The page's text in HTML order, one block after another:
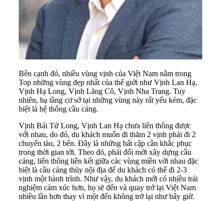
Bên cạnh đó, nhiều vùng vịnh của Việt Nam nằm trong
Top những vùng đẹp nhất của thế giới như Vịnh Lan Hạ,
Vịnh Hạ Long, Vịnh Lăng Cô, Vịnh Nha Trang. Tuy
nhiên, hạ tầng cơ sở tại những vùng này rất yếu kém, đặc
biệt là hệ thống cầu cảng.
Vịnh Bái Tử Long, Vịnh Lan Hạ chưa liên thông được
với nhau, do đó, du khách muốn đi thăm 2 vịnh phải đi 2
chuyến tàu, 2 bến. Đây là những bất cập cần khắc phục
trong thời gian tới. Theo đó, phải đổi mới xây dựng cầu
cảng, liên thông liên kết giữa các vùng miền với nhau đặc
biệt là cầu cảng thủy nội địa để du khách có thể đi 2-3
vịnh một hành trình. Như vậy, du khách mới có nhiều trải
nghiệm cảm xúc hơn, họ sẽ đến và quay trở lại Việt Nam
nhiều lần hơn thay vì một đến không trở lại như bây giờ.